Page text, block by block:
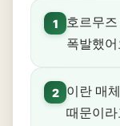
1
호르무
폭발했
2
이란 매
때문이